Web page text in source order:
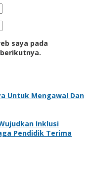
saya pada
Untuk Mengawal Dan
Inklusi
Pendidik Terima